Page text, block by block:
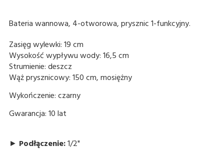
Bateria wannowa, 4-otworowa, prysznic 1-funkcyjny.
Zasięg wylewki: 19 cm
Wysokość wypływu wody: 16,5 cm
Strumienie: deszcz
Wąż prysznicowy: 150 cm, mosiężny
Wykończenie: czarny
Gwarancja: 10 lat
► Podłączenie:1/2"